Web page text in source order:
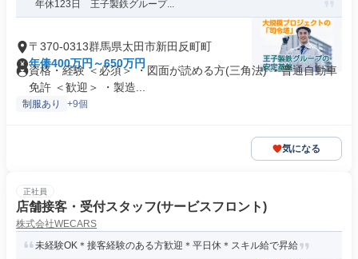
年休123日 王子製鉄グループ...
〒370-0313群馬県太田市新田反町町
年俸400万円～650万円
資格・経験 ＜必須＞ ・図面が読める方(三角法) ・普通自動車
免許 ＜歓迎＞ ・製造...
制服あり +9個
気になる
正社員
店舗接客・受付スタッフ(サービスフロント)
株式会社WECARS
未経験OK＊接客経験のある方歓迎＊平日休＊スキル給で昇給